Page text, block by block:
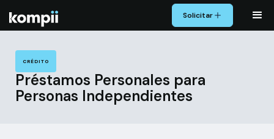
Solicitar
CRÉDITO
Préstamos Personales para
Personas Independientes